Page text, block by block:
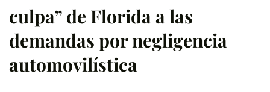
culpa” de Florida a las
demandas por negligencia
automovilística